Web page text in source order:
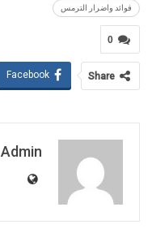
فوائد واضرار الترمس
0
Share
Facebook
Admin